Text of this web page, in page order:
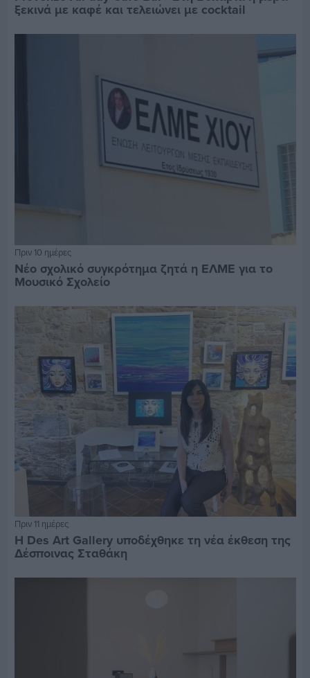
ξεκινά με καφέ και τελειώνει με cocktail
Πριν 10 ημέρες
Νέο σχολικό συγκρότημα ζητά η ΕΛΜΕ για το
Μουσικό Σχολείο
Πριν 11 ημέρες
Η Des Art Gallery υποδέχθηκε τη νέα έκθεση της
Δέσποινας Σταθάκη